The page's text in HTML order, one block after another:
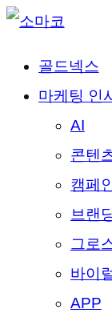
골드넥스
마케팅 인
AI
콘텐
캠페
브랜
그로
바이
APP